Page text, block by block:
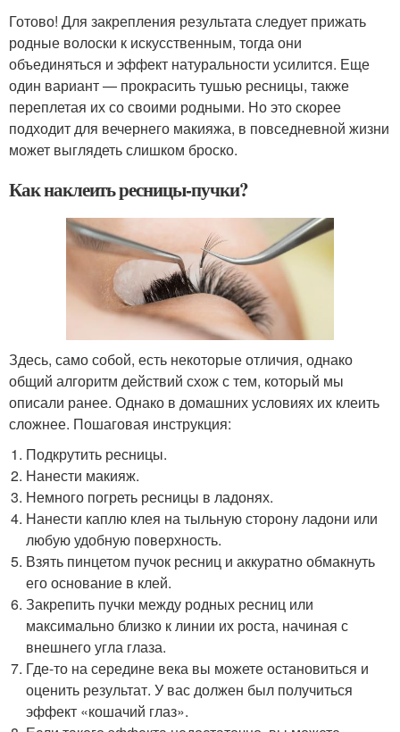
Готово! Для закрепления результата следует прижать
родные волоски к искусственным, тогда они
объединяться и эффект натуральности усилится. Еще
один вариант — прокрасить тушью ресницы, также
переплетая их со своими родными. Но это скорее
подходит для вечернего макияжа, в повседневной жизни
может выглядеть слишком броско.
Как наклеить ресницы-пучки?
Здесь, само собой, есть некоторые отличия, однако
общий алгоритм действий схож с тем, который мы
описали ранее. Однако в домашних условиях их клеить
сложнее. Пошаговая инструкция:
Подкрутить ресницы.
Нанести макияж.
Немного погреть ресницы в ладонях.
Нанести каплю клея на тыльную сторону ладони или
любую удобную поверхность.
Взять пинцетом пучок ресниц и аккуратно обмакнуть
его основание в клей.
Закрепить пучки между родных ресниц или
максимально близко к линии их роста, начиная с
внешнего угла глаза.
Где-то на середине века вы можете остановиться и
оценить результат. У вас должен был получиться
эффект «кошачий глаз».